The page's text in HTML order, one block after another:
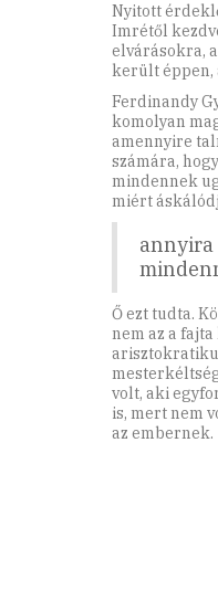
Nyitott
Imrétől
elvárásokra,
került éppen,
Ferdinandy
komolyan
amennyire
számára,
mindennek
miért
annyira
Ő ezt tudta.
nem az a
volt, aki
is, mert nem
az embernek.